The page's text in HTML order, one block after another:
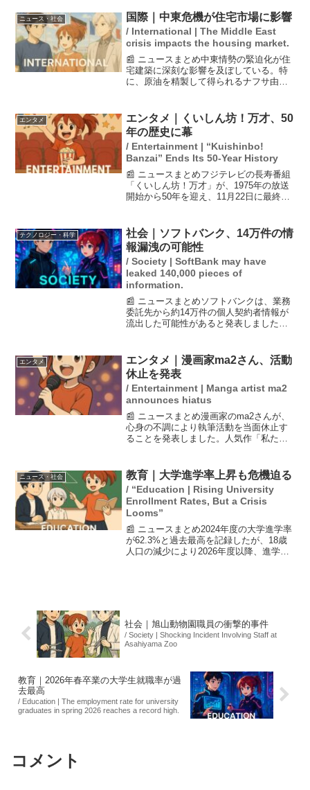
今後の動向が政治の焦点となる見込みで
す。石破首相の辞任が...
ニュース・社会 国際｜中東危機が住宅市場に影響
/ International | The Middle East
crisis impacts the housing market.
📰 ニュースまとめ中東情勢の緊迫化が住
宅建築に深刻な影響を及ぼしている。特
に、原油を精製して得られるナフサ由来
のため、TOTOやクリナップなどの企業
は新規受注を停止する...
エンタメ
エンタメ｜くいしん坊！万才、50
年の歴史に幕
/ Entertainment | “Kuishinbo!
Banzai” Ends Its 50-Year History
📰 ニュースまとめフジテレビの長寿番組
「くいしん坊！万才」が、1975年の放送
開始から50年を迎え、11月22日に最終回
みが特集される予定で、視聴者の思い出
に残るリポー...
テクノロジー・科学
社会｜ソフトバンク、14万件の情
報漏洩の可能性
/ Society | SoftBank may have
leaked 140,000 pieces of
information.
📰 ニュースまとめソフトバンクは、業務
委託先から約14万件の個人契約者情報が
流出した可能性があると発表しました。
ナンバーは含まれていないとのことで
す。現時点でユーザーに...
エンタメ
エンタメ｜漫画家ma2さん、活動
休止を発表
/ Entertainment | Manga artist ma2
announces hiatus
📰 ニュースまとめ漫画家のma2さんが、
心身の不調により執筆活動を当面休止す
ることを発表しました。人気作「私たち
に著しい障害が出ていると説明していま
す。彼女の健康を...
ニュース・社会 教育｜大学進学率上昇も危機迫る
/ “Education | Rising University
Enrollment Rates, But a Crisis
Looms”
📰 ニュースまとめ2024年度の大学進学率
が62.3%と過去最高を記録したが、18歳
人口の減少により2026年度以降、進学者
社会｜旭山動物園職員の衝撃的事件
/ Society | Shocking Incident Involving Staff at
Asahiyama Zoo
教育｜2026年春卒業の大学生就職率が過
去最高
/ Education | The employment rate for university
graduates in spring 2026 reaches a record high.
コメント